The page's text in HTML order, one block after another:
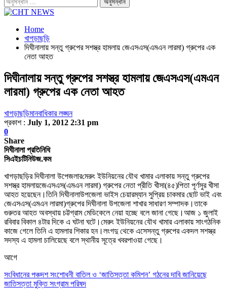
Home
খাগড়াছড়ি
দিঘীনালায় সন্তু গ্রুপের সশস্ত্র হামলায় জেএসএস(এমএন লারমা) গ্রুপের এক
নেতা আহত
দিঘীনালায় সন্তু গ্রুপের সশস্ত্র হামলায় জেএসএস(এমএন
লারমা) গ্রুপের এক নেতা আহত
খাগড়াছড়িমানবাধিকার লঙ্ঘন
প্রকাশ : July 1, 2012 2:31 pm
0
Share
দিঘীনালা প্রতিনিধি
সিএইচটিনিউজ.কম
খাগড়াছড়িরদিঘীনালা উপেজলারমেরুং ইউনিয়নের যৌথ খামার এলাকায় সন্তু গ্রুপের
সশস্ত্র হামলায়জেএসএস(এমএন লারমা) গ্রুপের নেতা প্রীতি খীসা(৪৫)পিতা পূর্ণসুর খীসা
আহত হয়েছেন। তিনিদিঘীনালাউপজেলা ভাইস চেয়ারম্যান সুপ্রিয় চাকমার ছোট ভাই এবং
জেএসএস(এমএন লারমা)গ্রুপের দিঘীনালা উপজেলা শাখার সাধারণ সম্পাদক।তাকে
গুরুতরআহত অবস্থায় চট্টগ্রাম মেডিকেলে নেয়া হচ্ছে বলে জানা গেছে। আজ ১ জুলাই
রবিবারবিকাল ৪টার দিকে এ ঘটনা ঘটে। মেরুং ইউনিয়নের যৌথ খামার এলাকায় সাংগঠনিক
কাজে গেলে তিনি এ হামলার শিকার হন। লংগদু থেকে এসেসন্তু গ্রুপের একদল সশস্ত্র
সদস্য এ হামলা চালিয়েছে বলে স্থানীয় সূত্রে খবরপাওয়া গেছে।
আগে
সংবিধানের পঞ্চদশ সংশোধনী বাতিল ও ‘জাতিসত্তা কমিশন’ গঠনের দাবি জানিয়েছে
জাতিসত্তা মুক্তি সংগ্রাম পরিষদ